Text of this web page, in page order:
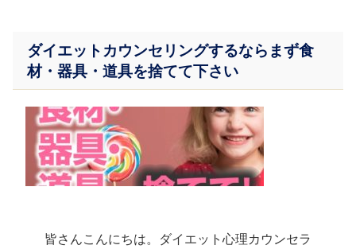
ダイエットカウンセリングするならまず食
材・器具・道具を捨てて下さい
皆さんこんにちは。ダイエット心理カウンセラ